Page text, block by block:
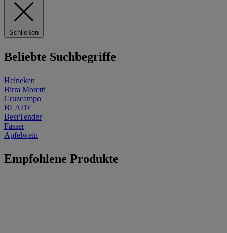
Schließen
Beliebte Suchbegriffe
Heineken
Birra Moretti
Cruzcampo
BLADE
BeerTender
Fässer
Apfelwein
Empfohlene Produkte